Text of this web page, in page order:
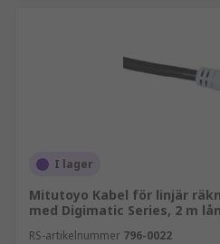
I lager
Mitutoyo Kabel för linjär
med Digimatic Series, 2 m
RS-artikelnummer 796-0022